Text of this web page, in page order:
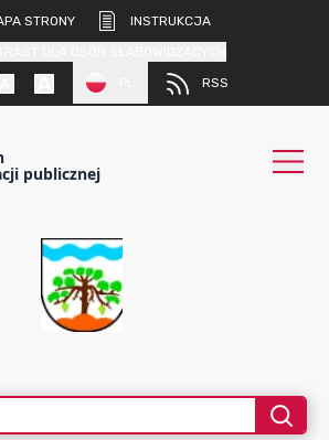
STRONY
INSTRUKCJA
RSS
publicznej